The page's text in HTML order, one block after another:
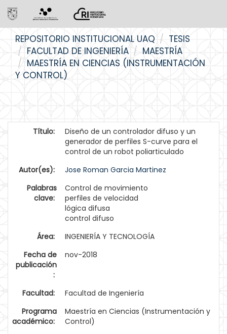
navigation
REPOSITORIO INSTITUCIONAL UAQ
TESIS
FACULTAD DE INGENIERÍA
MAESTRÍA
MAESTRÍA EN CIENCIAS (INSTRUMENTACIÓN
Y CONTROL)
Título:
Diseño de un controlador difuso y un
generador de perfiles S-curve para el
control de un robot poliarticulado
Autor(es):
Jose Roman Garcia Martinez
Palabras
clave:
Control de movimiento
perfiles de velocidad
lógica difusa
control difuso
Área:
INGENIERÍA Y TECNOLOGÍA
Fecha de
publicación
:
nov-2018
Facultad:
Facultad de Ingeniería
Programa
académico:
Maestría en Ciencias (Instrumentación y
Control)